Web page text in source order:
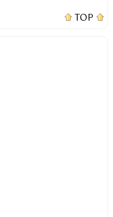
TOP